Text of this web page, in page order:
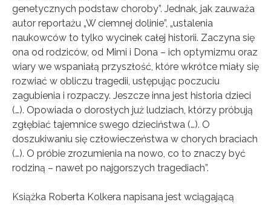
genetycznych podstaw choroby”. Jednak, jak zauważa
autor reportażu „W ciemnej dolinie”, „ustalenia
naukowców to tylko wycinek całej historii. Zaczyna się
ona od rodziców, od Mimi i Dona – ich optymizmu oraz
wiary we wspaniałą przyszłość, które wkrótce miały się
rozwiać w obliczu tragedii, ustępując poczuciu
zagubienia i rozpaczy. Jeszcze inna jest historia dzieci
(…). Opowiada o dorosłych już ludziach, którzy próbują
zgłębiać tajemnice swego dzieciństwa (…). O
doszukiwaniu się człowieczeństwa w chorych braciach
(…). O próbie zrozumienia na nowo, co to znaczy być
rodziną – nawet po najgorszych tragediach”.
Książka Roberta Kolkera napisana jest wciągającą